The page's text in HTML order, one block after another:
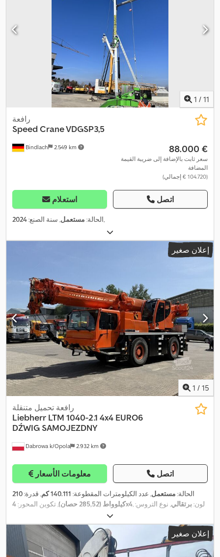
1 / 11
Bindlach 2.549 km
رافعة
Speed Crane VDGSP3,5
‏88.000 €
سعر ثابت بالإضافة إلى ضريبة القيمة
المضافة
(‏104.720 € إجمالي)
استعلام اتصل
الحالة: مستعمل, سنة الصنع:2024 ,
إعلان صغير
1 / 15
Dabrowa k/Opola 2.932 km
رافعة تحميل متنقلة
Liebherr LTM 1040-2.1 4x4 EURO6
DŹWIG SAMOJEZDNY
معلومات الأسعار اتصل
الحالة: مستعمل, عدد الكيلومترات المقطوعة: 140.111 كم , قدرة:210
كيلوواط (285,52 حصان)
, تكوين المحور: 4x4 , لون:برتقالي, نوع التروس:
, سنة الصنع:
معدات:تكييف الهواء, تنظيم النوافذ الكهربائي, قفل التروس التفاضلية,
قفل مركزي, مرآة كهربائية, نظام الفرامل المانعة للانغلاق (ABS),
إعلان صغير